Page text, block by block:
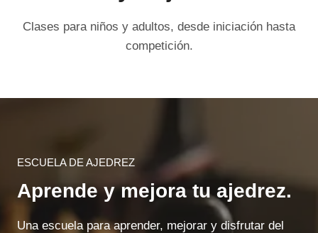
Clases para niños y adultos, desde iniciación hasta
competición.
ESCUELA DE AJEDREZ
Aprende y mejora tu ajedrez.
Una escuela para aprender, mejorar y disfrutar del